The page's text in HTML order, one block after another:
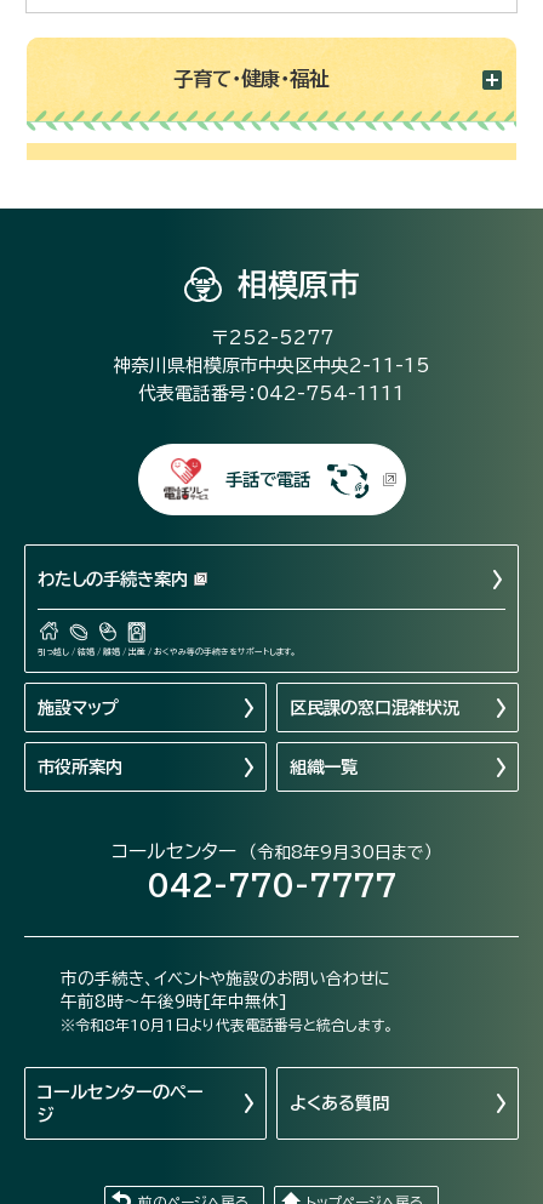
子育て・健康・福祉
相模原市
〒252-5277
神奈川県相模原市中央区中央2-11-15
代表電話番号：042-754-1111
手話で電話
わたしの手続き案内
引っ越し / 結婚 / 離婚 / 出産 / おくやみ等の手続きをサポートします。
施設マップ 区民課の窓口混雑状況
市役所案内 組織一覧
コールセンター （令和8年9月30日まで）
042-770-7777
市の手続き、イベントや施設のお問い合わせに
午前8時～午後9時[年中無休]
※令和8年10月1日より代表電話番号と統合します。
コールセンターのペー
ジ
よくある質問